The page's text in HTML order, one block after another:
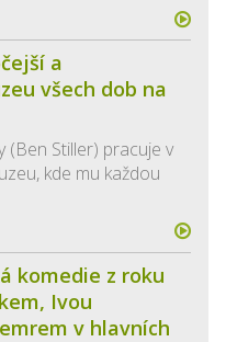
a
všech dob na
(Ben Stiller) pracuje v
kde mu každou
komedie z roku
Ivou
v hlavních